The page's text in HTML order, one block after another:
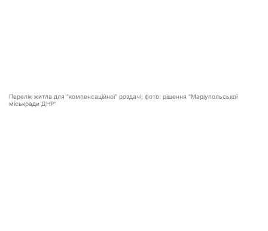
Перелік житла для “компенсаційної” роздачі, фото: рішення “Маріупольської
міськради ДНР”